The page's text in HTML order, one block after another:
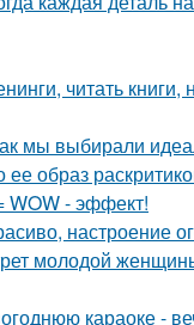
читать книги,
мы выбирали
образ
WOW - эффект!
настроение
молодой
караоке -